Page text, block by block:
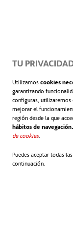
TU
Utilizamos cookies
garantizando
configuras, utilizaremos
mejorar el
región desde la que
hábitos de navegación.
de cookies.
Puedes aceptar todas
continuación.